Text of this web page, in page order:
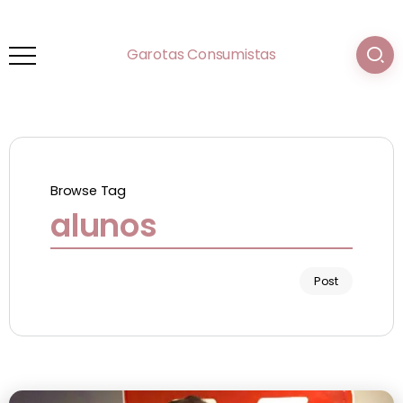
Garotas Consumistas
Browse Tag
alunos
Post